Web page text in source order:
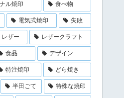
ル焼印 食べ物
電気式焼印 失敗
レザー レザークラフト
食品 デザイン
特注焼印 どら焼き
半田ごて 特殊な焼印